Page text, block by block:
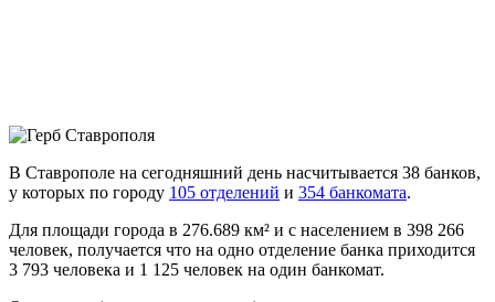
В Ставрополе на сегодняшний день насчитывается 38 банков,
у которых по городу 105 отделений и 354 банкомата.
Для площади города в 276.689 км² и с населением в 398 266
человек, получается что на одно отделение банка приходится
3 793 человека и 1 125 человек на один банкомат.